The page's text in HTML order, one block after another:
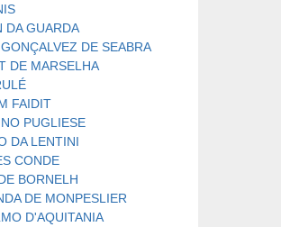
DA GUARDA
DE SEABRA
DE MARSELHA
FAIDIT
PUGLIESE
DA LENTINI
CONDE
BORNELH
DE MONPESLIER
D'AQUITANIA